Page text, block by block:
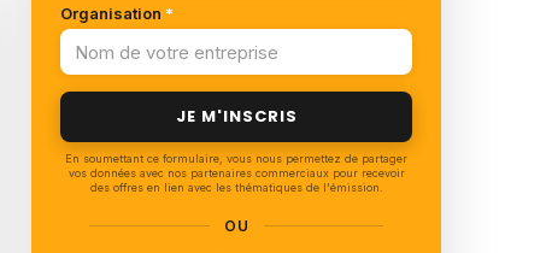
Organisation *
JE M'INSCRIS
En soumettant ce formulaire, vous nous permettez de partager
vos données avec nos partenaires commerciaux pour recevoir
des offres en lien avec les thématiques de l'émission.
OU